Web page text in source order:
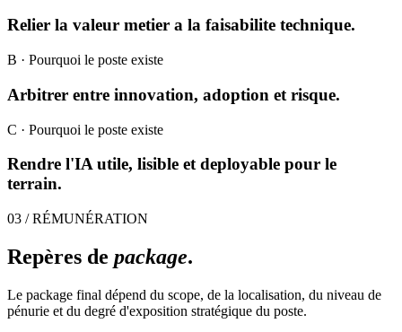
Relier la valeur metier a la faisabilite technique.
B · Pourquoi le poste existe
Arbitrer entre innovation, adoption et risque.
C · Pourquoi le poste existe
Rendre l'IA utile, lisible et deployable pour le
terrain.
03 / RÉMUNÉRATION
Repères de package.
Le package final dépend du scope, de la localisation, du niveau de
pénurie et du degré d'exposition stratégique du poste.